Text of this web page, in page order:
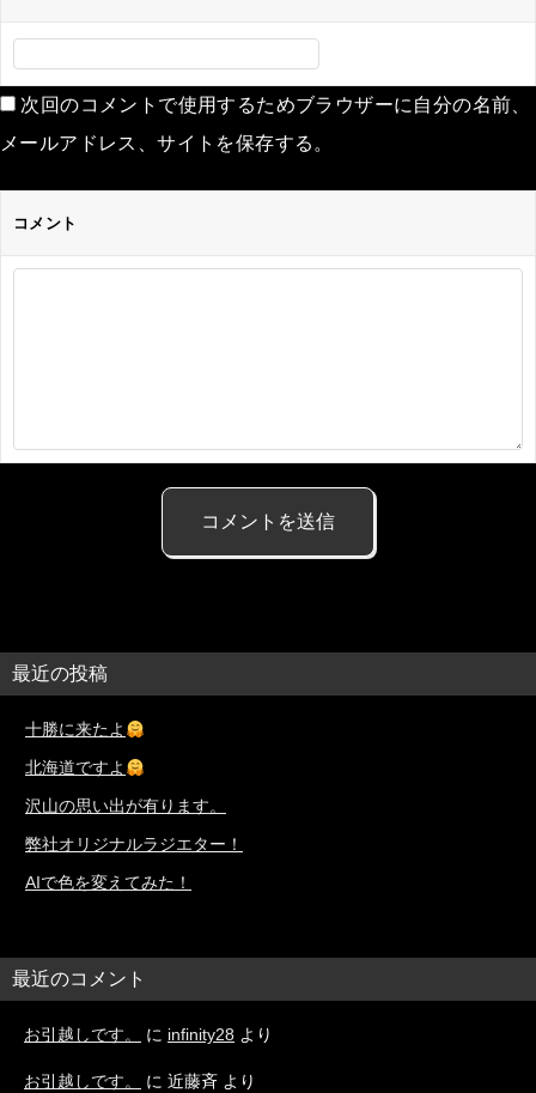
次回のコメントで使用するためブラウザーに自分の名前、
メールアドレス、サイトを保存する。
コメント
最近の投稿
十勝に来たよ
北海道ですよ
沢山の思い出が有ります。
弊社オリジナルラジエター！
AIで色を変えてみた！
最近のコメント
お引越しです。 に infinity28 より
お引越しです。 に 近藤斉 より